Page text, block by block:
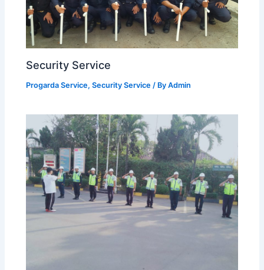
Security Service
Progarda Service,Security Service / ByAdmin